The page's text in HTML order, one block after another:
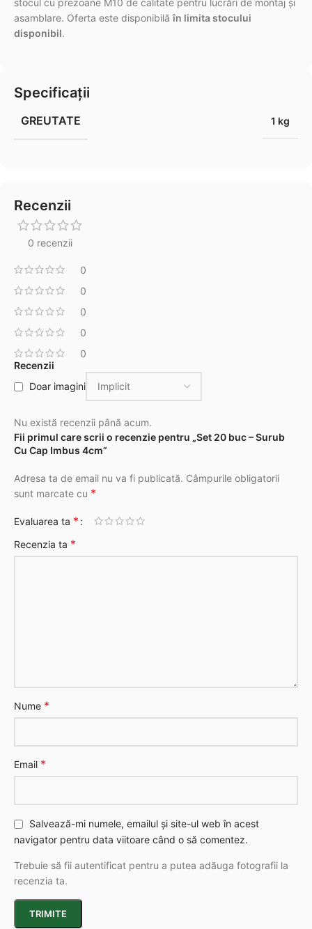
stocul cu prezoane M10 de calitate pentru lucrări de montaj și
asamblare. Oferta este disponibilăîn limita stocului
disponibil.
Specificații
GREUTATE 1 kg
Recenzii
0 recenzii
0
0
0
0
0
Recenzii
Doar imagini
Nu există recenzii până acum.
Fii primul care scrii o recenzie pentru „Set 20 buc – Surub
Cu Cap Imbus 4cm”
Adresa ta de email nu va fi publicată. Câmpurile obligatorii
sunt marcate cu *
Evaluarea ta *
Recenzia ta *
Nume *
Email *
Salvează-mi numele, emailul și site-ul web în acest
navigator pentru data viitoare când o să comentez.
Trebuie să fii autentificat pentru a putea adăuga fotografii la
recenzia ta.